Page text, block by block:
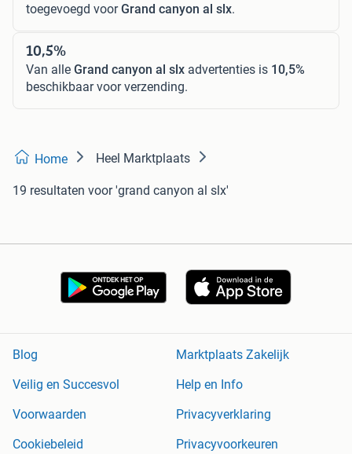
toegevoegd voorGrand canyon al slx.
10,5%
Van alle Grand canyon al slx advertenties is 10,5%
beschikbaar voor verzending.
Home Heel Marktplaats
19 resultaten voor 'grand canyon al slx'
Blog
Marktplaats Zakelijk
Veilig en Succesvol
Help en Info
Voorwaarden
Privacyverklaring
Cookiebeleid
Privacyvoorkeuren